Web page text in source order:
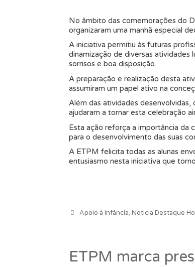
No âmbito das comemorações do
organizaram uma manhã especial
A iniciativa permitiu às futuras
dinamização de diversas atividades
sorrisos e boa disposição.
A preparação e realização desta
assumiram um papel ativo na
Além das atividades desenvolvidas,
ajudaram a tornar esta celebração
Esta ação reforça a importância da
para o desenvolvimento das suas
A ETPM felicita todas as alunas
entusiasmo nesta iniciativa que
Categorias
Apoio à Infância, Noticia Destaque
ETPM marca